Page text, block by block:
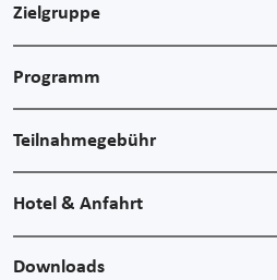
Zielgruppe
Programm
Teilnahmegebühr
Hotel & Anfahrt
Downloads